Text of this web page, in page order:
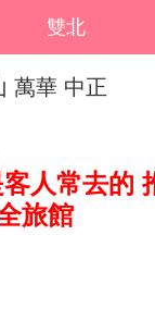
雙北
萬華 中正
人常去的
旅館